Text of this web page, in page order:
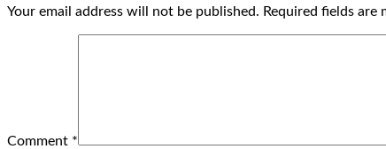
Your email address will not be published. Required fields are
Comment *